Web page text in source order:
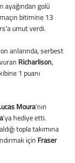
ayağından golü
bitimine 13
umut verdi.
Richarlison,
1 puanı
Moura'nın
’ya hediye etti.
topla takımına
için Fraser